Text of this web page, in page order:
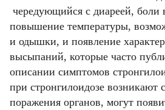
чередующийся с диареей, боли
повышение температуры,
и одышки, и появление
высыпаний, которые часто
описании симптомов
при стронгилоидозе возникают
поражения органов, могут